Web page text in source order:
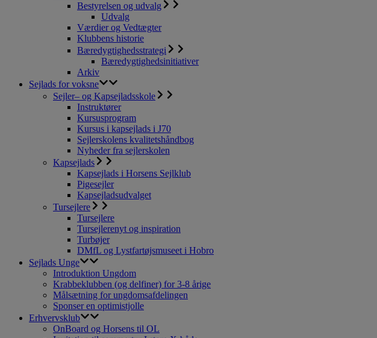
Bestyrelsen og udvalg
Udvalg
Værdier og Vedtægter
Klubbens historie
Bæredygtighedsstrategi
Bæredygtighedsinitiativer
Arkiv
Sejlads for voksne
Sejler– og Kapsejladsskole
Instruktører
Kursusprogram
Kursus i kapsejlads i J70
Sejlerskolens kvalitetshåndbog
Nyheder fra sejlerskolen
Kapsejlads
Kapsejlads i Horsens Sejlklub
Pigesejler
Kapsejladsudvalget
Tursejlere
Tursejlere
Tursejlerenyt og inspiration
Turbøjer
DMfL og Lystfartøjsmuseet i Hobro
Sejlads Unge
Introduktion Ungdom
Krabbeklubben (og delfiner) for 3-8 årige
Målsætning for ungdomsafdelingen
Sponser en optimistjolle
Erhvervsklub
OnBoard og Horsens til OL